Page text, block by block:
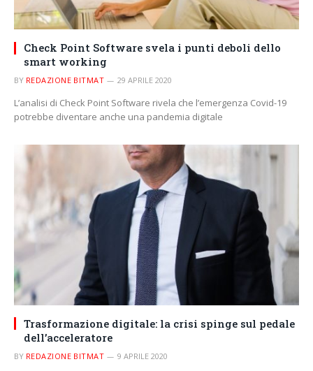
Check Point Software svela i punti deboli dello
smart working
BY REDAZIONE BITMAT 29 APRILE 2020
L’analisi di Check Point Software rivela che l’emergenza Covid-19
potrebbe diventare anche una pandemia digitale
Trasformazione digitale: la crisi spinge sul pedale
dell’acceleratore
BY REDAZIONE BITMAT 9 APRILE 2020